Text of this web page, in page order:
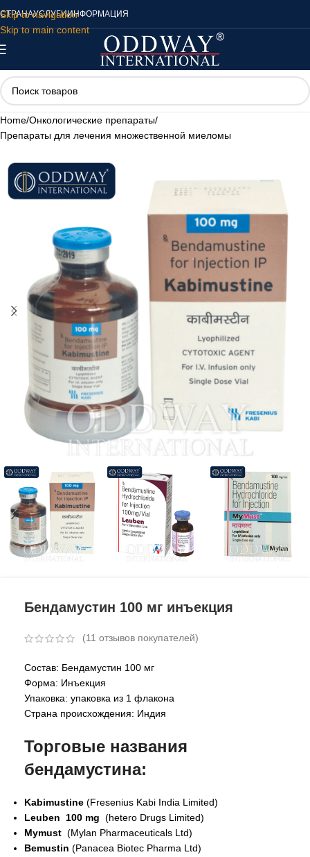
Skip to navigation
Skip to main content
СТРАНАУСЛУГИИНФОРМАЦИЯ
Home/Онкологические препараты/
Препараты для лечения множественной миеломы
Бендамустин 100 мг инъекция
(11 отзывов покупателей)
Состав: Бендамустин 100 мг
Форма: Инъекция
Упаковка: упаковка из 1 флакона
Страна происхождения: Индия
Торговые названия
бендамустина:
Kabimustine (Fresenius Kabi India Limited)
Leuben 100 mg (hetero Drugs Limited)
Mymust (Mylan Pharmaceuticals Ltd)
Bemustin (Panacea Biotec Pharma Ltd)